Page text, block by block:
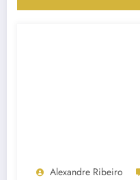
Alexandre Ribeiro